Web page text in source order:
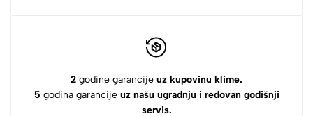
2 godine garancije uz kupovinu klime.
5 godina garancije uz našu ugradnju i redovan godišnji
servis.